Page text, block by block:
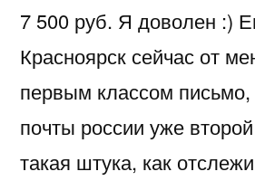
7 500 руб. Я доволен :)
Красноярск сейчас от
первым классом письмо,
почты россии уже
такая штука, как